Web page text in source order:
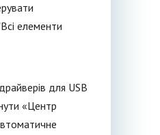
елементи
для USB
«Центр